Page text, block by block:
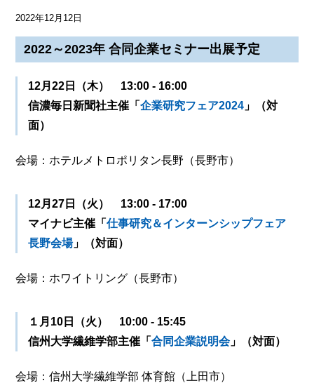
2022年12月12日
2022～2023年 合同企業セミナー出展予定
12月22日（木） 13:00 - 16:00
信濃毎日新聞社主催「企業研究フェア2024 」（対
面）
会場：ホテルメトロポリタン長野（長野市）
12月27日（火） 13:00 - 17:00
マイナビ主催「仕事研究＆インターンシップフェア
長野会場」（対面）
会場：ホワイトリング（長野市）
１月10日（火） 10:00 - 15:45
信州大学繊維学部主催「合同企業説明会」（対面）
会場：信州大学繊維学部 体育館（上田市）